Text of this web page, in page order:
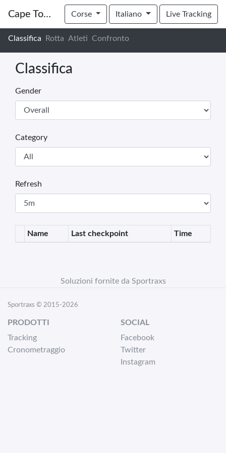
Cape Town Cycle Tour 2022 - Buggy's Corse Italiano Live Tracking
Classifica Rotta Atleti Confronto
Classifica
Gender
Category
Refresh
Name Last checkpoint Time
Soluzioni fornite da Sportraxs
Sportraxs © 2015-2026
PRODOTTI
Tracking
Cronometraggio
SOCIAL
Facebook
Twitter
Instagram